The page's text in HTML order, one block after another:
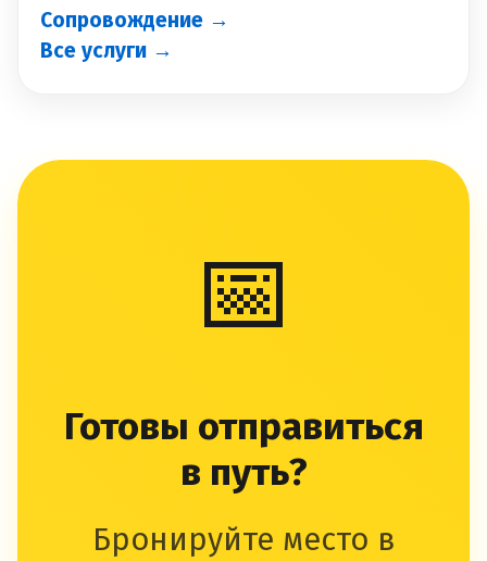
Сопровождение →
Все услуги →
📅
Готовы отправиться
в путь?
Бронируйте место в